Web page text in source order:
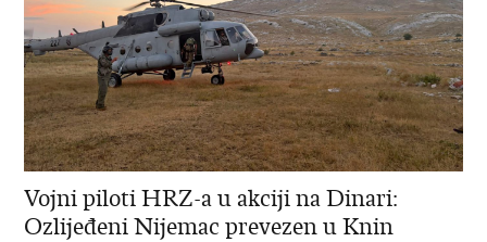
Vojni piloti HRZ-a u akciji na Dinari:
Ozlijeđeni Nijemac prevezen u Knin